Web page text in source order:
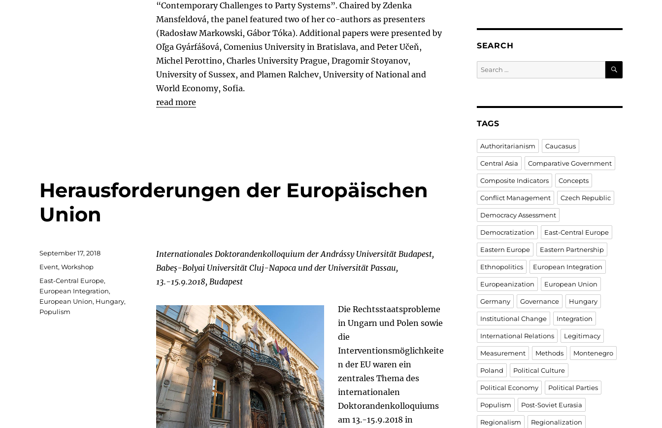
“Contemporary Challenges to Party Systems”. Chaired by Zdenka
Mansfeldová, the panel featured two of her co-authors as presenters
(Radosław Markowski, Gábor Tóka). Additional papers were presented by
Oľga Gyárfášová, Comenius University in Bratislava, and Peter Učeň,
Michel Perottino, Charles University Prague, Dragomir Stoyanov,
University of Sussex, and Plamen Ralchev, University of National and
World Economy, Sofia.
read more
Herausforderungen der Europäischen
Union
Internationales Doktorandenkolloquium der Andrássy Universität Budapest,
Babeș-Bolyai Universität Cluj-Napoca und der Universität Passau,
13.-15.9.2018, Budapest
Die Rechtsstaatsprobleme
in Ungarn und Polen sowie
die
Interventionsmöglichkeite
n der EU waren ein
zentrales Thema des
internationalen
Doktorandenkolloquiums
am 13.-15.9.2018 in
Posted
on
September 17, 2018
Categories
Event,Workshop
Tags
East-Central Europe,
European Integration,
European Union, Hungary,
Populism
SEARCH
Search
for:
SEARCH
TAGS
Authoritarianism Caucasus
Central Asia Comparative Government
Composite Indicators Concepts
Conflict Management Czech Republic
Democracy Assessment
Democratization East-Central Europe
Eastern Europe Eastern Partnership
Ethnopolitics European Integration
Europeanization European Union
Germany Governance Hungary
Institutional Change Integration
International Relations Legitimacy
Measurement Methods Montenegro
Poland Political Culture
Political Economy Political Parties
Populism Post-Soviet Eurasia
Regionalism Regionalization